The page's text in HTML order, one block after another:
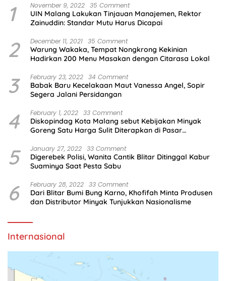
1 November 9, 2022 35 Comment
UIN Malang Lakukan Tinjauan Manajemen, Rektor
Zainuddin: Standar Mutu Harus Dicapai
2 December 11, 2021 35 Comment
Warung Wakaka, Tempat Nongkrong Kekinian
Hadirkan 200 Menu Masakan dengan Citarasa Lokal
3 February 23, 2022 34 Comment
Babak Baru Kecelakaan Maut Vanessa Angel, Sopir
Segera Jalani Persidangan
4 February 1, 2022 33 Comment
Diskopindag Kota Malang sebut Kebijakan Minyak
Goreng Satu Harga Sulit Diterapkan di Pasar
5 January 27, 2022 33 Comment
Digerebek Polisi, Wanita Cantik Blitar Ditinggal Kabur
Suaminya Saat Pesta Sabu
6 February 28, 2022 33 Comment
Dari Blitar Bumi Bung Karno, Khofifah Minta Produsen
dan Distributor Minyak Tunjukkan Nasionalisme
Internasional